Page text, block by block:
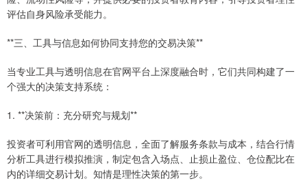
评估自身风险承受能力。
**三、工具与信息如何协同支持您的交易决策**
当专业工具与透明信息在官网平台上深度融合时，它们共同构建了一
个强大的决策支持系统：
1. **决策前：充分研究与规划**
投资者可利用官网的透明信息，全面了解服务条款与成本，结合行情
分析工具进行模拟推演，制定包含入场点、止损止盈位、仓位配比在
内的详细交易计划。知情是理性决策的第一步。